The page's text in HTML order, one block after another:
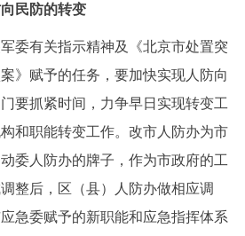
民防的转变
有关指示精神及《北京市处置突
》赋予的任务，要加快实现人防向
要抓紧时间，力争早日实现转变工
和职能转变工作。改市人防办为市
委人防办的牌子，作为市政府的工
整后，区（县）人防办做相应调
急委赋予的新职能和应急指挥体系